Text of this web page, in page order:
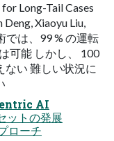
Long-Tail Cases
Deng, Xiaoyu Liu,
では、99 % の運転
可能 しかし、 100
ない 難しい状況に
AI
ットの発展
ローチ